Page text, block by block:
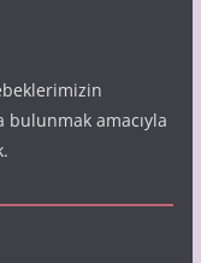
bulunmak amacıyla